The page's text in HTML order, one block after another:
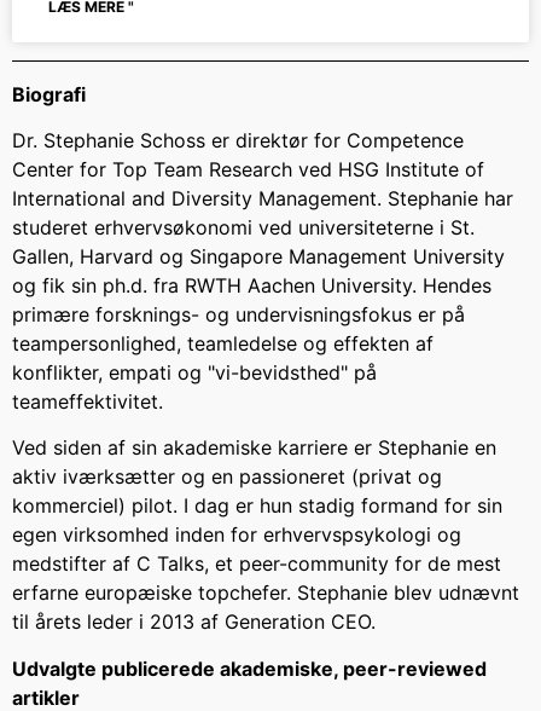
LÆS MERE "
Biografi
Dr. Stephanie Schoss er direktør for Competence
Center for Top Team Research ved HSG Institute of
International and Diversity Management. Stephanie har
studeret erhvervsøkonomi ved universiteterne i St.
Gallen, Harvard og Singapore Management University
og fik sin ph.d. fra RWTH Aachen University. Hendes
primære forsknings- og undervisningsfokus er på
teampersonlighed, teamledelse og effekten af
konflikter, empati og "vi-bevidsthed" på
teameffektivitet.
Ved siden af sin akademiske karriere er Stephanie en
aktiv iværksætter og en passioneret (privat og
kommerciel) pilot. I dag er hun stadig formand for sin
egen virksomhed inden for erhvervspsykologi og
medstifter af C Talks, et peer-community for de mest
erfarne europæiske topchefer. Stephanie blev udnævnt
til årets leder i 2013 af Generation CEO.
Udvalgte publicerede akademiske, peer-reviewed
artikler